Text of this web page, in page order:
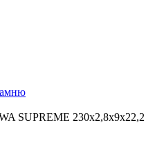
SUPREME 230x2,8x9x22,2